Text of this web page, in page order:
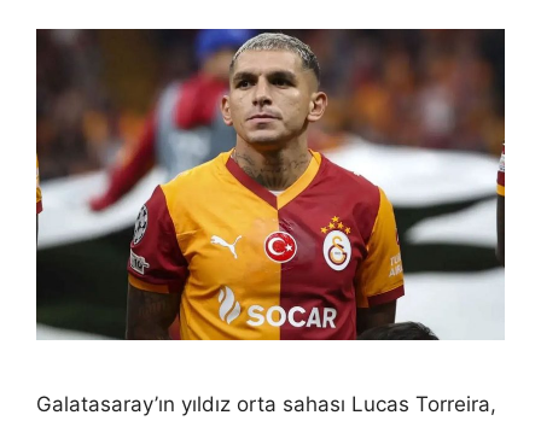
Galatasaray’ın yıldız orta sahası Lucas Torreira,